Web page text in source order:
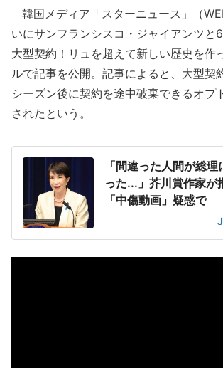
韓国メディア「スターニュース」（
いにサンフランシスコ・ジャイアンツと
大型契約！リュを超えて新しい歴史を作
ルで記事を公開。記事によると、大型契
シーズン後に契約を途中破棄できるオプ
されたという。
「間違った人間が総
った...」芥川賞作家が
「中傷動画」疑惑で